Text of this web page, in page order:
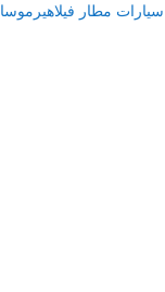
سيارات مطار فيلاهيرموسا